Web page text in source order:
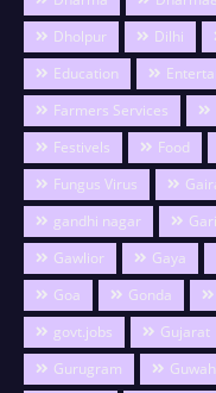
Dholpur
Dilhi
Education
Farmers Services
Festivels
Food
Fungus Virus
gandhi nagar
Gawlior
Gaya
Goa
Gonda
govt.jobs
Gujarat
Gurugram